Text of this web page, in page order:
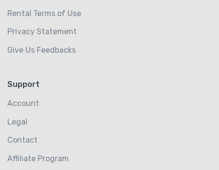
Rental Terms of Use
Privacy Statement
Give Us Feedbacks
Support
Account
Legal
Contact
Affiliate Program